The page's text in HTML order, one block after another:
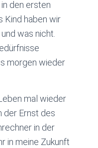
den ersten
Kind haben wir
was nicht.
morgen wieder
mal wieder
der Ernst des
in der
in meine Zukunft